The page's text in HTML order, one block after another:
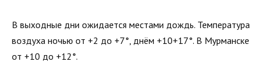
В выходные дни ожидается местами дождь. Температура
воздуха ночью от +2 до +7°, днём +10+17°. В Мурманске
от +10 до +12°.